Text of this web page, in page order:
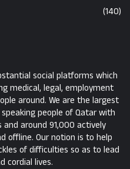
(140)
social platforms which
medical, legal, employment
around. We are the largest
people of Qatar with
around 91,000 actively
offline. Our notion is to help
of difficulties so as to lead
cordial lives.